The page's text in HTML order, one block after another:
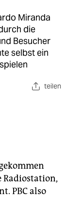
Miranda
die
Besucher
selbst ein
teilen
PBC also